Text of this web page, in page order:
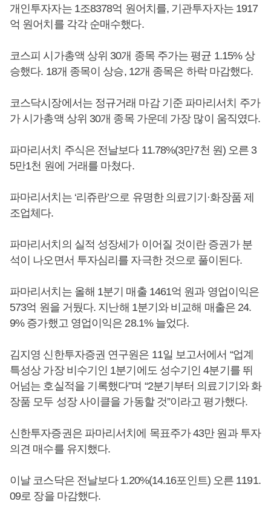
개인투자자는 1조8378억 원어치를, 기관투자자는 1917
억 원어치를 각각 순매수했다.
코스피 시가총액 상위 30개 종목 주가는 평균 1.15% 상
승했다. 18개 종목이 상승, 12개 종목은 하락 마감했다.
코스닥시장에서는 정규거래 마감 기준 파마리서치 주가
가 시가총액 상위 30개 종목 가운데 가장 많이 움직였다.
파마리서치 주식은 전날보다 11.78%(3만7천 원) 오른 3
5만1천 원에 거래를 마쳤다.
파마리서치는 ‘리쥬란’으로 유명한 의료기기·화장품 제
조업체다.
파마리서치의 실적 성장세가 이어질 것이란 증권가 분
석이 나오면서 투자심리를 자극한 것으로 풀이된다.
파마리서치는 올해 1분기 매출 1461억 원과 영업이익은
573억 원을 거뒀다. 지난해 1분기와 비교해 매출은 24.
9% 증가했고 영업이익은 28.1% 늘었다.
김지영 신한투자증권 연구원은 11일 보고서에서 “업계
특성상 가장 비수기인 1분기에도 성수기인 4분기를 뛰
어넘는 호실적을 기록했다”며 “2분기부터 의료기기와 화
장품 모두 성장 사이클을 가동할 것”이라고 평가했다.
신한투자증권은 파마리서치에 목표주가 43만 원과 투자
의견 매수를 유지했다.
이날 코스닥은 전날보다 1.20%(14.16포인트) 오른 1191.
09로 장을 마감했다.